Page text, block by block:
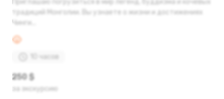
Приглашаю погрузиться в мир легенд, буддизма и кочевых
традиций Монголии. Вы узнаете о жизни и достижениях
Чинги...
10 часов
250 $
за экскурсию